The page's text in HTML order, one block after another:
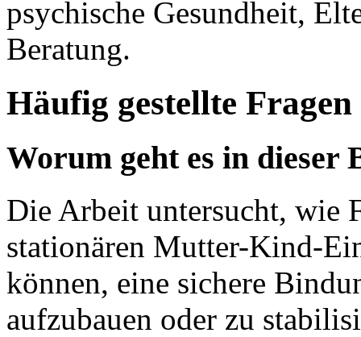
psychische Gesundheit,
Beratung.
Häufig gestellte Fragen
Worum geht es in dieser
Die Arbeit untersucht, wie
stationären Mutter-Kind-
können, eine sichere
aufzubauen oder zu